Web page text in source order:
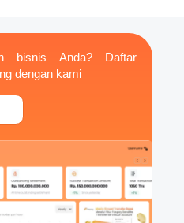
bisnis Anda? Daftar
dengan kami